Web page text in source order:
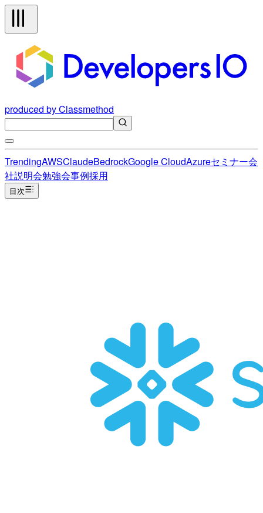
produced by Classmethod
TrendingAWSClaudeBedrockGoogle CloudAzureセミナー会
社説明会勉強会事例採用
目次